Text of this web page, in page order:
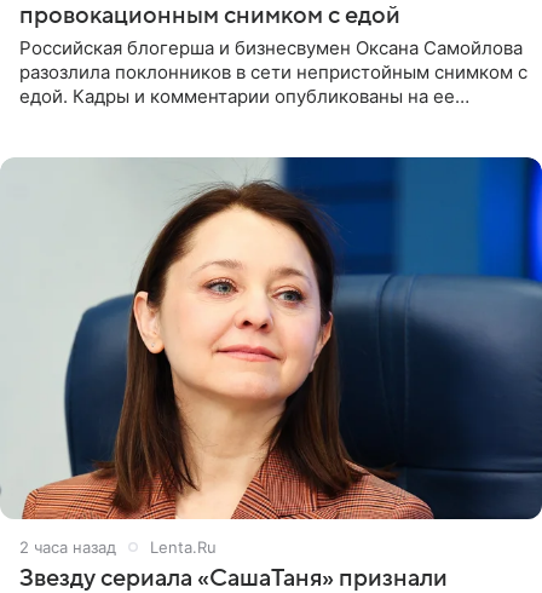
провокационным снимком с едой
Российская блогерша и бизнесвумен Оксана Самойлова
разозлила поклонников в сети непристойным снимком с
едой. Кадры и комментарии опубликованы на ее
2 часа назад Lenta.Ru
Звезду сериала «СашаТаня» признали